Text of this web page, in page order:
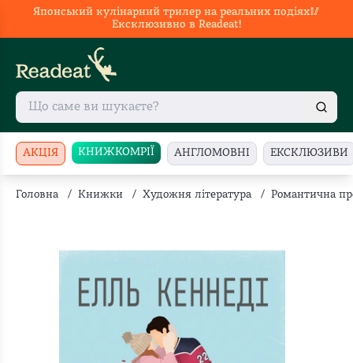
Японський кулінарний трилер на реальних подіях🥢
Ексклюзивно в Readeat!
АКЦІЯ КНИЖКОМРІЇ АНГЛОМОВНІ ЕКСКЛЮЗИВИ
Головна / Книжки / Художня література / Романтична